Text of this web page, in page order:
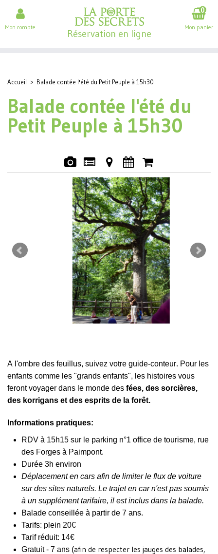
Réservation en ligne
Mon compte Mon panier
0
Accueil > Balade contée l'été du Petit Peuple à 15h30
Balade contée l'été du
Petit Peuple à 15h30
A l'ombre des feuillus, suivez votre guide-conteur. Pour les
enfants comme les "grands enfants", les histoires vous
feront voyager dans le monde des fées, des sorcières,
des korrigans et des esprits de la forêt.
Informations pratiques:
RDV à 15h15 sur le parking n°1 office de tourisme, rue
des Forges à Paimpont.
Durée 3h environ
Déplacement en cars afin de limiter le flux de voiture
sur des sites naturels. Le trajet en car n'est pas soumis
à un supplément tarifaire, il est inclus dans la balade.
Balade conseillée à partir de 7 ans.
Tarifs: plein 20€
Tarif réduit: 14€
Gratuit - 7 ans (afin de respecter les jauges des balades,